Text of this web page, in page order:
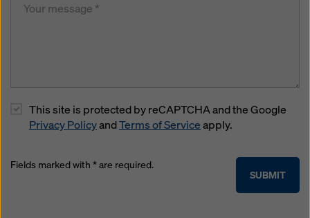
This site is protected by reCAPTCHA and the Google
Privacy PolicyandTerms of Serviceapply.
SUBMIT
Fields marked with * are required.